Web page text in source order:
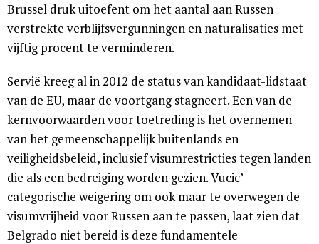
Brussel druk uitoefent om het aantal aan Russen
verstrekte verblijfsvergunningen en naturalisaties met
vijftig procent te verminderen.
Servië kreeg al in 2012 de status van kandidaat-lidstaat
van de EU, maar de voortgang stagneert. Een van de
kernvoorwaarden voor toetreding is het overnemen
van het gemeenschappelijk buitenlands en
veiligheidsbeleid, inclusief visumrestricties tegen landen
die als een bedreiging worden gezien. Vucic’
categorische weigering om ook maar te overwegen de
visumvrijheid voor Russen aan te passen, laat zien dat
Belgrado niet bereid is deze fundamentele